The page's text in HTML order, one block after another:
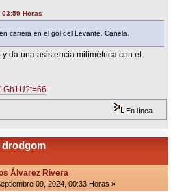
Horas
carrera en el gol del Levante. Canela.
da una asistencia milimétrica con el
En línea
drodgom
Álvarez Rivera
09, 2024, 00:33 Horas »